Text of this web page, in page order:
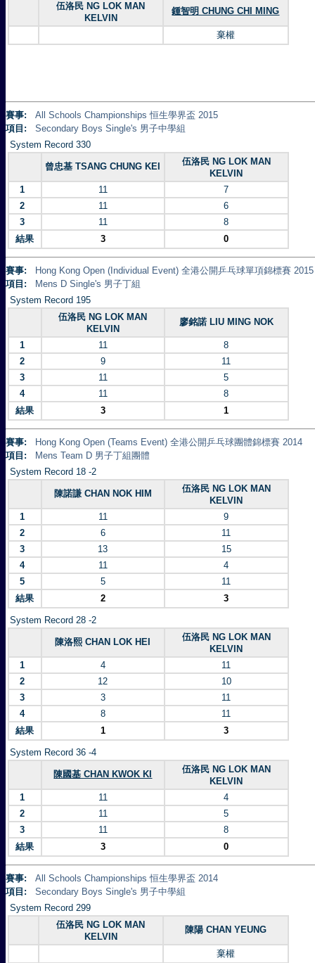
伍洛民 NG LOK MAN
KELVIN
鍾智明 CHUNG CHI MING
棄權
賽事:
All Schools Championships 恒生學界盃 2015
項目:
Secondary Boys Single's 男子中學組
System Record 330
曾忠基 TSANG CHUNG KEI
伍洛民 NG LOK MAN
KELVIN
1
11
7
2
11
6
3
11
8
結果
3 0
賽事:
Hong Kong Open (Individual Event) 全港公開乒乓球單項錦標賽 2015
項目:
Mens D Single's 男子丁組
System Record 195
伍洛民 NG LOK MAN
KELVIN
廖銘諾 LIU MING NOK
1 11
8
2
9
11
3
11
5
4
11
8
結果
3 1
賽事:
Hong Kong Open (Teams Event) 全港公開乒乓球團體錦標賽 2014
項目:
Mens Team D 男子丁組團體
System Record 18 -2
陳諾謙 CHAN NOK HIM
伍洛民 NG LOK MAN
KELVIN
1
11
9
2
6
11
3
13
15
4
11
4
5
5
11
結果
2 3
System Record 28 -2
陳洛熙 CHAN LOK HEI
伍洛民 NG LOK MAN
KELVIN
1
4
11
2
12
10
3
3
11
4
8
11
結果
1 3
System Record 36 -4
陳國基 CHAN KWOK KI
伍洛民 NG LOK MAN
KELVIN
1
11
4
2
11
5
3
11
8
結果
3 0
賽事:
All Schools Championships 恒生學界盃 2014
項目:
Secondary Boys Single's 男子中學組
System Record 299
伍洛民 NG LOK MAN
KELVIN
陳陽 CHAN YEUNG
棄權